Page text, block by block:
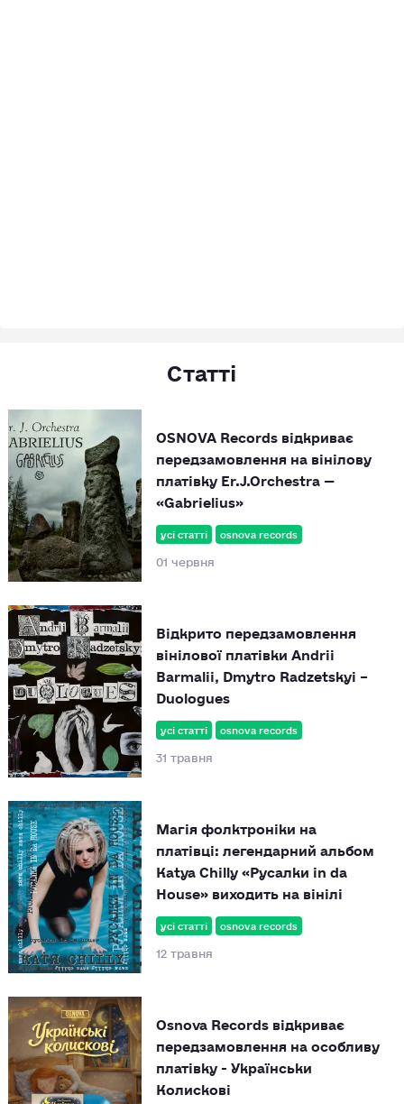
Статті
усі статті osnova records
01 червня
OSNOVA Records відкриває
передзамовлення на вінілову
платівку Er.J.Orchestra —
«Gabrielius»
усі статті osnova records
31 травня
Відкрито передзамовлення
вінілової платівки Andrii
Barmalii, Dmytro Radzetskyi –
Duologues
усі статті osnova records
12 травня
Магія фолктроніки на
платівці: легендарний альбом
Katya Chilly «Русалки in da
House» виходить на вінілі
Osnova Records відкриває
передзамовлення на особливу
платівку - Українськи
Колискові